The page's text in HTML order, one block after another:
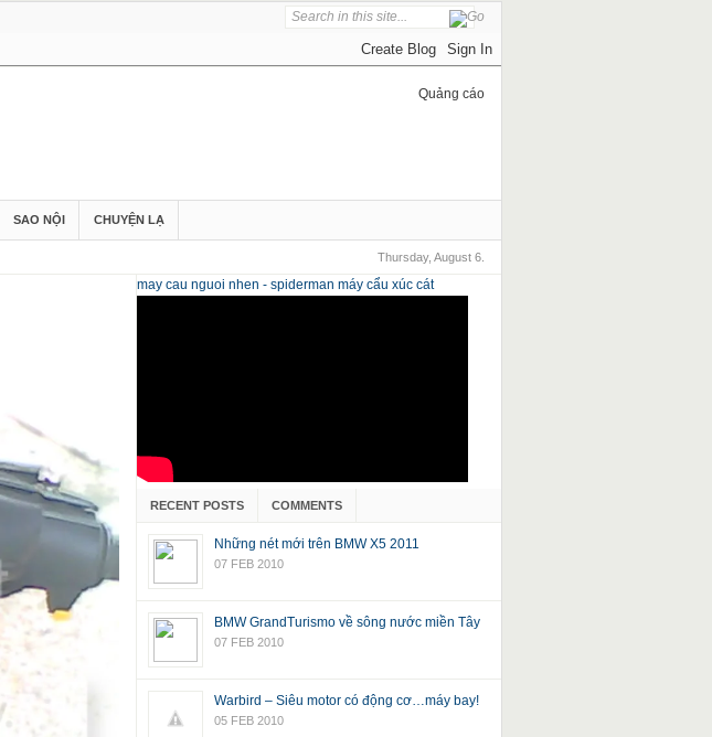
Quảng cáo
SAO NỘI CHUYỆN LẠ
Thursday, August 6.
may cau nguoi nhen - spiderman máy cẩu xúc cát
RECENT POSTS COMMENTS
Những nét mới trên BMW X5 2011
07 FEB 2010
BMW GrandTurismo về sông nước miền Tây
07 FEB 2010
Warbird – Siêu motor có động cơ…máy bay!
05 FEB 2010